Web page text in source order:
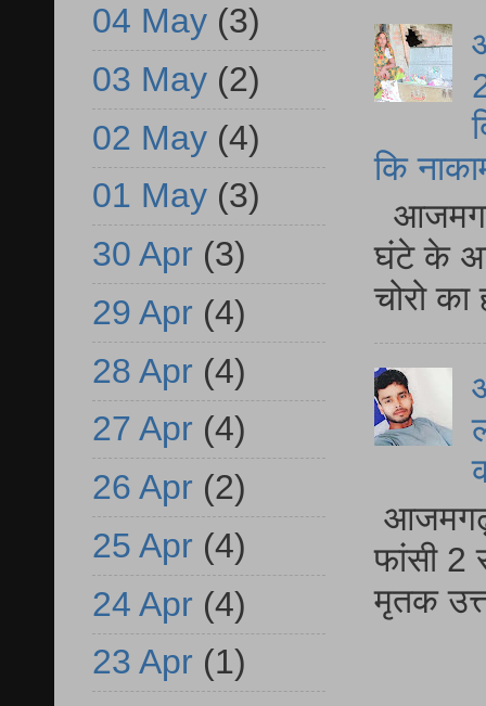
कि
घंटे के
चोरो
आजमगढ़
फांसी 2
मृतक
04 May (3)
03 May (2)
02 May (4)
01 May (3)
30 Apr (3)
29 Apr (4)
28 Apr (4)
27 Apr (4)
26 Apr (2)
25 Apr (4)
24 Apr (4)
23 Apr (1)